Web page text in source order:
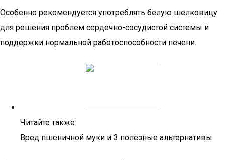
Особенно рекомендуется употреблять белую шелковицу
для решения проблем сердечно-сосудистой системы и
поддержки нормальной работоспособности печени.
Читайте также:
Вред пшеничной муки и 3 полезные альтернативы